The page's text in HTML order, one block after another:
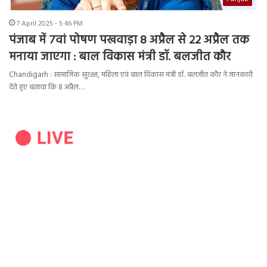
7 April 2025 - 5:46 PM
पंजाब में 7वां पोषण पखवाड़ा 8 अप्रैल से 22 अप्रैल तक
मनाया जाएगा : बाल विकास मंत्री डॉ. बलजीत कौर
Chandigarh : सामाजिक सुरक्षा, महिला एवं बाल विकास मंत्री डॉ. बलजीत कौर ने जानकारी
देते हुए बताया कि 8 अप्रैल…